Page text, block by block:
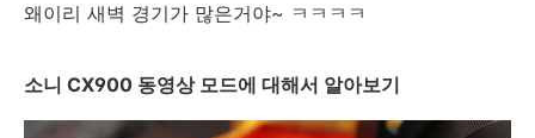
왜이리 새벽 경기가 많은거야~ ㅋㅋㅋㅋ
소니 CX900 동영상 모드에 대해서 알아보기